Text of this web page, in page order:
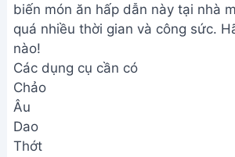
biến món ăn hấp dẫn này tại nhà
quá nhiều thời gian và công sức.
nào!
Các dụng cụ cần có
Chảo
Âu
Dao
Thớt